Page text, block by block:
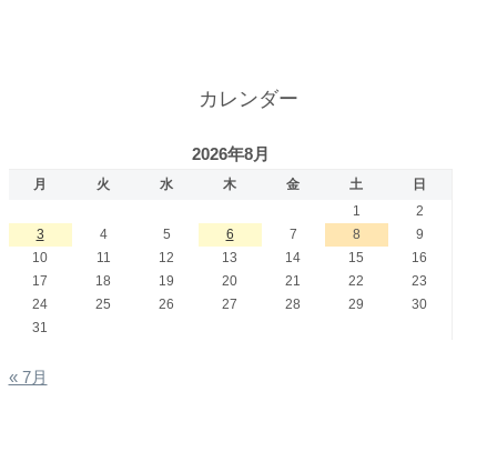
カレンダー
2026年8月
月 火 水 木 金 土
日
1
2
3
4 5 6 7 8
9
10
11 12 13 14 15
16
17
18 19 20 21 22
23
24
25 26 27 28 29
30
31
« 7月